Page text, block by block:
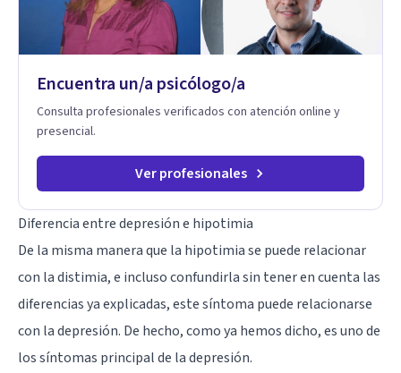
Busco que el espacio terapéutico sea un lugar donde puedas
hablar de estos temas sin juicios, con respeto y libertad.
Trabajo con objetivos claros y realistas, sin fórmulas rígidas:
sobre tu vida diaria.
Encuentra un/a psicólogo/a
Consulta profesionales verificados con atención online y
presencial.
Ver profesionales
Diferencia entre depresión e hipotimia
De la misma manera que la hipotimia se puede relacionar
con la distimia, e incluso confundirla sin tener en cuenta las
diferencias ya explicadas, este síntoma puede relacionarse
con la depresión. De hecho, como ya hemos dicho, es uno de
los síntomas principal de la depresión.